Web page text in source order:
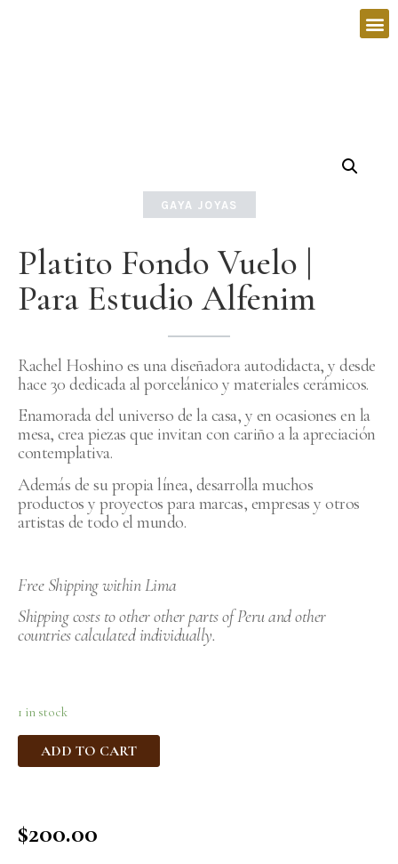
GAYA JOYAS
Platito Fondo Vuelo |
Para Estudio Alfenim
Rachel Hoshino es una diseñadora autodidacta, y desde
hace 30 dedicada al porcelánico y materiales cerámicos.
Enamorada del universo de la casa, y en ocasiones en la
mesa, crea piezas que invitan con cariño a la apreciación
contemplativa.
Además de su propia línea, desarrolla muchos
productos y proyectos para marcas, empresas y otros
artistas de todo el mundo.
Free Shipping within Lima
Shipping costs to other other parts of Peru and other
countries calculated individually.
1 in stock
ADD TO CART
$200.00